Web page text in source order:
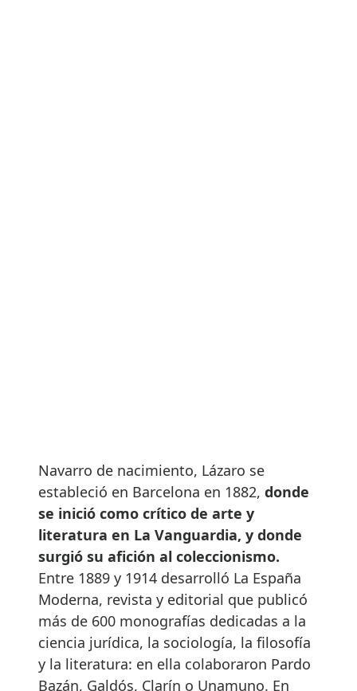
Navarro de nacimiento, Lázaro se
estableció en Barcelona en 1882, donde
se inició como crítico de arte y
literatura en La Vanguardia, y donde
surgió su afición al coleccionismo.
Entre 1889 y 1914 desarrolló La España
Moderna, revista y editorial que publicó
más de 600 monografías dedicadas a la
ciencia jurídica, la sociología, la filosofía
y la literatura: en ella colaboraron Pardo
Bazán, Galdós, Clarín o Unamuno. En